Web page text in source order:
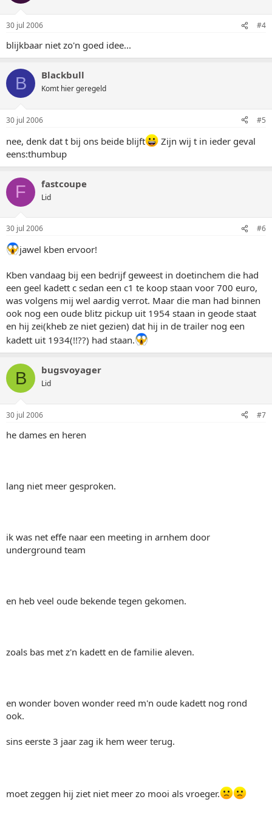
30 jul 2006 #4
blijkbaar niet zo'n goed idee...
B Blackbull
Komt hier geregeld
30 jul 2006 #5
nee, denk dat t bij ons beide blijft
Zijn wij t in ieder geval
eens:thumbup
F fastcoupe
Lid
30 jul 2006 #6
jawel kben ervoor!
Kben vandaag bij een bedrijf geweest in doetinchem die had
een geel kadett c sedan een c1 te koop staan voor 700 euro,
was volgens mij wel aardig verrot. Maar die man had binnen
ook nog een oude blitz pickup uit 1954 staan in geode staat
en hij zei(kheb ze niet gezien) dat hij in de trailer nog een
kadett uit 1934(!!??) had staan.
B bugsvoyager
Lid
30 jul 2006 #7
he dames en heren
lang niet meer gesproken.
ik was net effe naar een meeting in arnhem door
underground team
en heb veel oude bekende tegen gekomen.
zoals bas met z'n kadett en de familie aleven.
en wonder boven wonder reed m'n oude kadett nog rond
ook.
sins eerste 3 jaar zag ik hem weer terug.
moet zeggen hij ziet niet meer zo mooi als vroeger.